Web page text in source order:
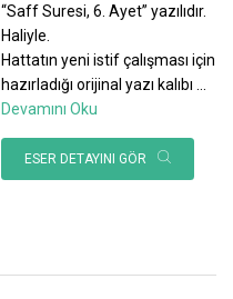
“Saff Suresi, 6. Ayet” yazılıdır.
Haliyle.
Hattatın yeni istif çalışması için
hazırladığı orijinal yazı kalıbı
Devamını Oku
ESER DETAYINI GÖR